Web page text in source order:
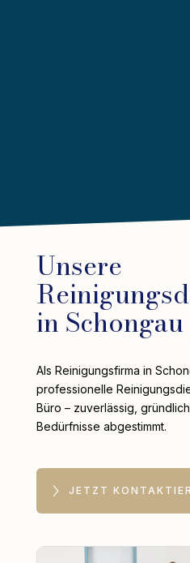
Unsere
in Schongau
Als Reinigungsfirma in
professionelle
Büro – zuverlässig,
Bedürfnisse abgestimmt.
JETZT